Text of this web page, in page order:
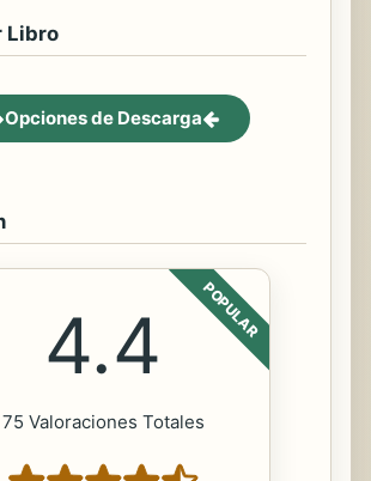
Libro
Opciones de Descarga
POPULAR
4.4
75 Valoraciones Totales